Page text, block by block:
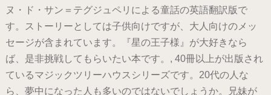
ヌ・ド・サン＝テグジュペリによる童話の英語翻訳版で
す。ストーリーとしては子供向けですが、大人向けのメッ
セージが含まれています。『星の王子様』が大好きなら
ば、是非挑戦してもらいたい本です。, 40冊以上が出版され
ているマジックツリーハウスシリーズです。20代の人な
ら、夢中になった人も多いのではないでしょうか。兄妹が